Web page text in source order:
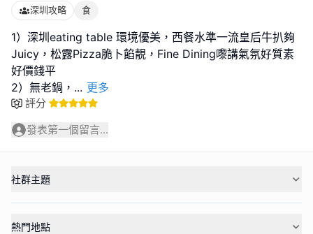
深圳攻略 食
1）深圳eating table 環境優美，西餐水準一流皇后牛扒夠
Juicy，松露Pizza脆卜餡靚，Fine Dining嚟講氣氛好質素
好價錢平
2）無老鍋， ... 更多
評分
發表第一個留言...
社群主題
熱門地點